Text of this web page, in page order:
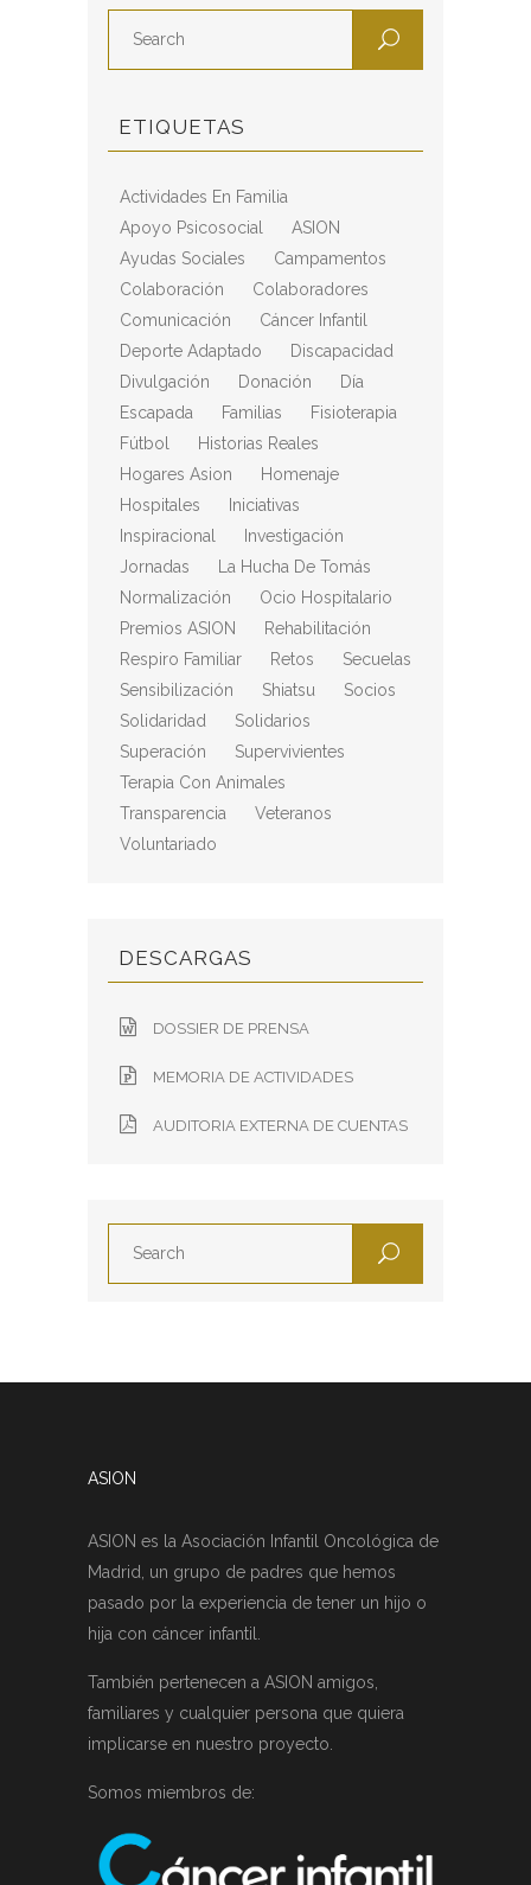
ETIQUETAS
Actividades En Familia
Apoyo Psicosocial
ASION
Ayudas Sociales
Campamentos
Colaboración
Colaboradores
Comunicación
Cáncer Infantil
Deporte Adaptado
Discapacidad
Divulgación
Donación
Día
Escapada
Familias
Fisioterapia
Fútbol
Historias Reales
Hogares Asion
Homenaje
Hospitales
Iniciativas
Inspiracional
Investigación
Jornadas
La Hucha De Tomás
Normalización
Ocio Hospitalario
Premios ASION
Rehabilitación
Respiro Familiar
Retos
Secuelas
Sensibilización
Shiatsu
Socios
Solidaridad
Solidarios
Superación
Supervivientes
Terapia Con Animales
Transparencia
Veteranos
Voluntariado
DESCARGAS
DOSSIER DE PRENSA
MEMORIA DE ACTIVIDADES
AUDITORIA EXTERNA DE CUENTAS
ASION
ASION es la Asociación Infantil Oncológica de
Madrid, un grupo de padres que hemos
pasado por la experiencia de tener un hijo o
hija con cáncer infantil.
También pertenecen a ASION amigos,
familiares y cualquier persona que quiera
implicarse en nuestro proyecto.
Somos miembros de: